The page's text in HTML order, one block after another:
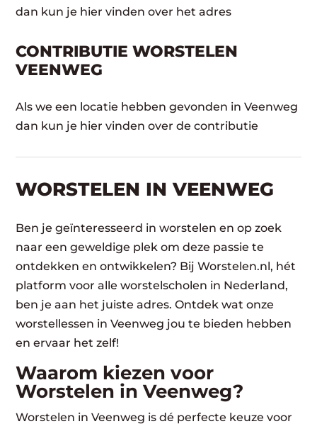
dan kun je hier vinden over het adres
CONTRIBUTIE WORSTELEN
VEENWEG
Als we een locatie hebben gevonden in Veenweg
dan kun je hier vinden over de contributie
WORSTELEN​ IN VEENWEG
Ben je geïnteresseerd in worstelen en op zoek
naar een geweldige plek om deze passie te
ontdekken en ontwikkelen? Bij Worstelen.nl, hét
platform voor alle worstelscholen in Nederland,
ben je aan het juiste adres. Ontdek wat onze
worstellessen in Veenweg jou te bieden hebben
en ervaar het zelf!
Waarom kiezen voor
Worstelen in Veenweg?
Worstelen in Veenweg is dé perfecte keuze voor